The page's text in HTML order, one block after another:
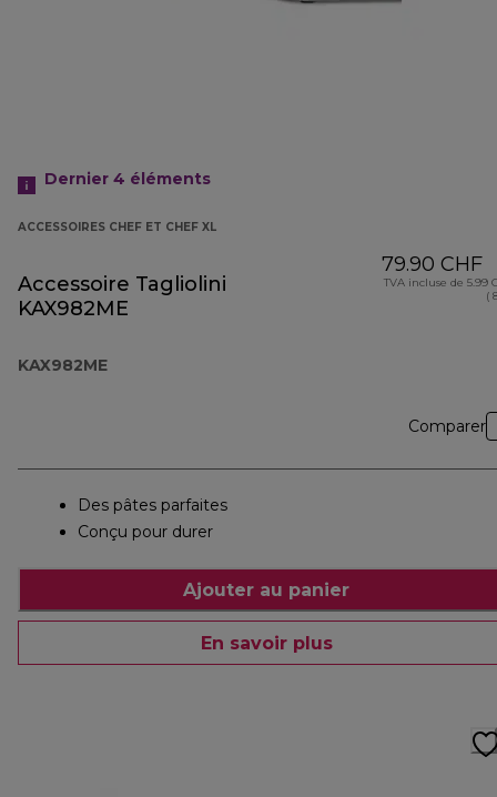
Dernier 4 éléments
ACCESSOIRES CHEF ET CHEF XL
Accessoire Tagliolini
KAX982ME
KAX982ME
79.90 CHF
TVA incluse de 5.99
(
Comparer
Des pâtes parfaites
Conçu pour durer
Ajouter au panier
En savoir plus